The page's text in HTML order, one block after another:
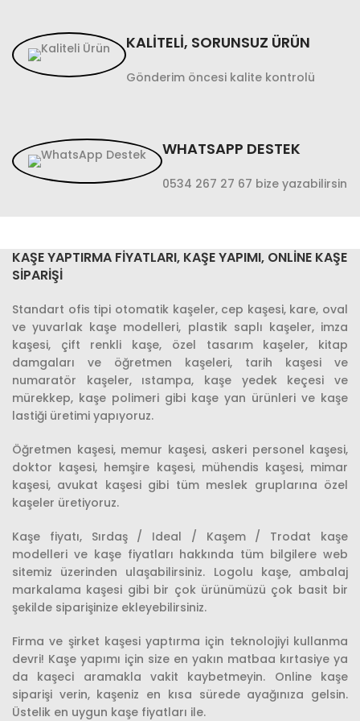
KALİTELİ, SORUNSUZ ÜRÜN
Gönderim öncesi kalite kontrolü
WHATSAPP DESTEK
0534 267 27 67 bize yazabilirsin
KAŞE YAPTIRMA FIYATLARI, KAŞE YAPIMI, ONLINE KAŞE
SIPARIŞI
Standart ofis tipi otomatik kaşeler, cep kaşesi, kare, oval
ve yuvarlak kaşe modelleri, plastik saplı kaşeler, imza
kaşesi, çift renkli kaşe, özel tasarım kaşeler, kitap
damgaları ve öğretmen kaşeleri, tarih kaşesi ve
numaratör kaşeler, ıstampa, kaşe yedek keçesi ve
mürekkep, kaşe polimeri gibi kaşe yan ürünleri ve kaşe
lastiği üretimi yapıyoruz.
Öğretmen kaşesi, memur kaşesi, askeri personel kaşesi,
doktor kaşesi, hemşire kaşesi, mühendis kaşesi, mimar
kaşesi, avukat kaşesi gibi tüm meslek gruplarına özel
kaşeler üretiyoruz.
Kaşe fiyatı, Sırdaş / Ideal / Kaşem / Trodat kaşe
modelleri ve kaşe fiyatları hakkında tüm bilgilere web
sitemiz üzerinden ulaşabilirsiniz. Logolu kaşe, ambalaj
markalama kaşesi gibi bir çok ürünümüzü çok basit bir
şekilde siparişinize ekleyebilirsiniz.
Firma ve şirket kaşesi yaptırma için teknolojiyi kullanma
devri! Kaşe yapımı için size en yakın matbaa kırtasiye ya
da kaşeci aramakla vakit kaybetmeyin. Online kaşe
siparişi verin, kaşeniz en kısa sürede ayağınıza gelsin.
Üstelik en uygun kaşe fiyatları ile.